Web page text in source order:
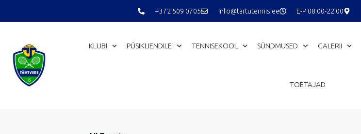
to
+372 509 0705 info@tartutennis.ee E-P 08:00-22:00
KLUBI PÜSIKLIENDILE TENNISEKOOL SÜNDMUSED GALERII
TOETAJAD